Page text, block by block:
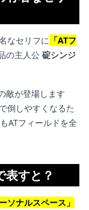
なセリフに 「ATフ
の主人公 碇シンジ
敵が登場します
倒しやすくなるた
ATフィールドを全
表すと？
ソナルスペース」